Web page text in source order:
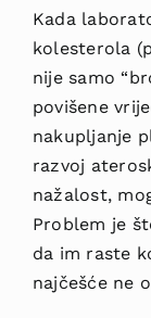
Kada
kolesterola
nije samo
povišene
nakupljanje
razvoj
nažalost,
Problem je
da im raste
najčešće ne